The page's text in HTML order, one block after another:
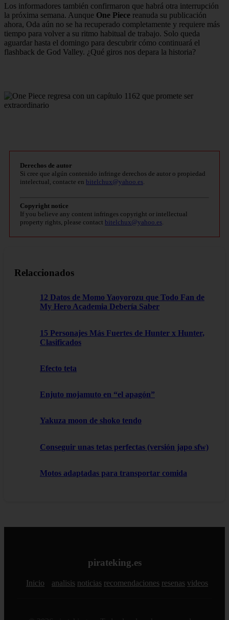
Los informadores también confirmaron que habrá otra interrupción
la próxima semana. Aunque One Piece reanuda su publicación
ahora, Oda aún no se ha recuperado completamente y requiere más
tiempo para volver a su ritmo habitual de trabajo. Solo queda
aguardar hasta el domingo para descubrir cómo continuará el
flashback de God Valley. ¿Qué giros nos depara la historia?
Derechos de autor
Si cree que algún contenido infringe derechos de autor o propiedad
intelectual, contacte en bitelchux@yahoo.es
Copyright notice
If you believe any content infringes copyright or intellectual
property rights, please contact bitelchux@yahoo.es
Relaccionados
12 Datos de Momo Yaoyorozu que Todo Fan de
My Hero Academia Debería Saber
15 Personajes Más Fuertes de Hunter x Hunter,
Clasificados
Efecto teta
Enjuto mojamuto en “el apagón”
Yakuza moon de shoko tendo
Conseguir unas tetas perfectas (versión japo sfw)
Motos adaptadas para transportar comida
pirateking.es
Inicio analisis noticias recomendaciones resenas videos